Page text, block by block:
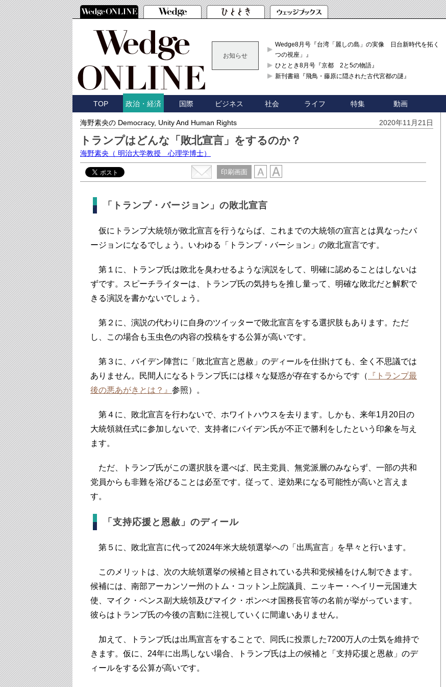
お知らせ
Wedge8月号『台湾「麗しの島」の実像 日台新時代を拓く「3
つの視座」』
ひととき8月号『京都 2と5の物語』
新刊書籍『飛鳥・藤原に隠された古代宮都の謎』
TOP 政治・経済 国際 ビジネス 社会 ライフ 特集 動画
海野素央の Democracy, Unity And Human Rights 2020年11月21日
トランプはどんな「敗北宣言」をするのか？
海野素央 （ 明治大学教授 心理学博士）
印刷画面
「トランプ・バージョン」の敗北宣言
仮にトランプ大統領が敗北宣言を行うならば、これまでの大統領の宣言とは異なったバ
ージョンになるでしょう。いわゆる「トランプ・バーション」の敗北宣言です。
第１に、トランプ氏は敗北を臭わせるような演説をして、明確に認めることはしないは
ずです。スピーチライターは、トランプ氏の気持ちを推し量って、明確な敗北だと解釈で
きる演説を書かないでしょう。
第２に、演説の代わりに自身のツイッターで敗北宣言をする選択肢もあります。ただ
し、この場合も玉虫色の内容の投稿をする公算が高いです。
第３に、バイデン陣営に「敗北宣言と恩赦」のディールを仕掛けても、全く不思議では
ありません。民間人になるトランプ氏には様々な疑惑が存在するからです（
『トランプ最
後の悪あがきとは？』 参照）。
第４に、敗北宣言を行わないで、ホワイトハウスを去ります。しかも、来年1月20日の
大統領就任式に参加しないで、支持者にバイデン氏が不正で勝利をしたという印象を与え
ます。
ただ、トランプ氏がこの選択肢を選べば、民主党員、無党派層のみならず、一部の共和
党員からも非難を浴びることは必至です。従って、逆効果になる可能性が高いと言えま
す。
「支持応援と恩赦」のディール
第５に、敗北宣言に代って2024年米大統領選挙への「出馬宣言」を早々と行います。
このメリットは、次の大統領選挙の候補と目されている共和党候補をけん制できます。
候補には、南部アーカンソー州のトム・コットン上院議員、ニッキー・ヘイリー元国連大
使、マイク・ペンス副大統領及びマイク・ポンぺオ国務長官等の名前が挙がっています。
彼らはトランプ氏の今後の言動に注視していくに間違いありません。
加えて、トランプ氏は出馬宣言をすることで、同氏に投票した7200万人の士気を維持で
きます。仮に、24年に出馬しない場合、トランプ氏は上の候補と「支持応援と恩赦」のデ
ィールをする公算が高いです。